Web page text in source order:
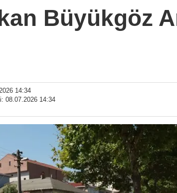
Büyükgöz
14:34
08.07.2026 14:34